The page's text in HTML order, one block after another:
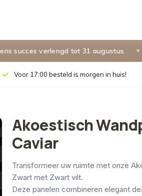
verlengd tot 31 augustus
Voor 17:00 besteld is morgen in huis!
Akoestisch
Caviar
Transformeer uw ruimte met onze
Zwart met Zwart vilt.
Deze panelen combineren elegant